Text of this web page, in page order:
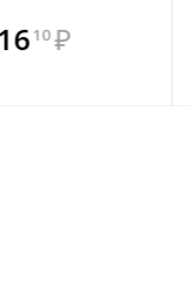
10 ₽
комплекте
выгоднее!